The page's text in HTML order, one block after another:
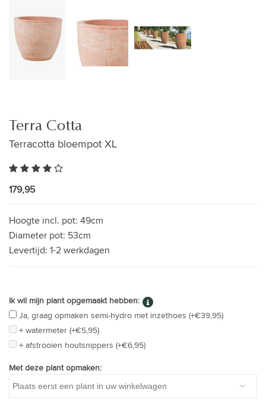
Terra Cotta
Terracotta bloempot XL
179,95
Hoogte incl. pot: 49cm
Diameter pot: 53cm
Levertijd: 1-2 werkdagen
Ik wil mijn plant opgemaakt hebben:
Ja, graag opmaken semi-hydro met inzethoes (+€39,95)
+ watermeter (+€5,95)
+ afstrooien houtsnippers (+€6,95)
Met deze plant opmaken: